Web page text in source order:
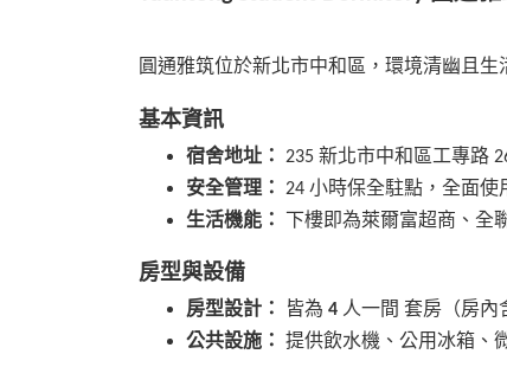
圓通雅筑位於新北市中和區，環境清幽且
基本資訊
宿舍地址： 235 新北市中和區工專路
安全管理：
24 小時保全駐點，全面使
生活機能：
下樓即為萊爾富超商、全
房型與設備
房型設計： 皆為 4 人一間 套房（房內
公共設施：
提供飲水機、公用冰箱、